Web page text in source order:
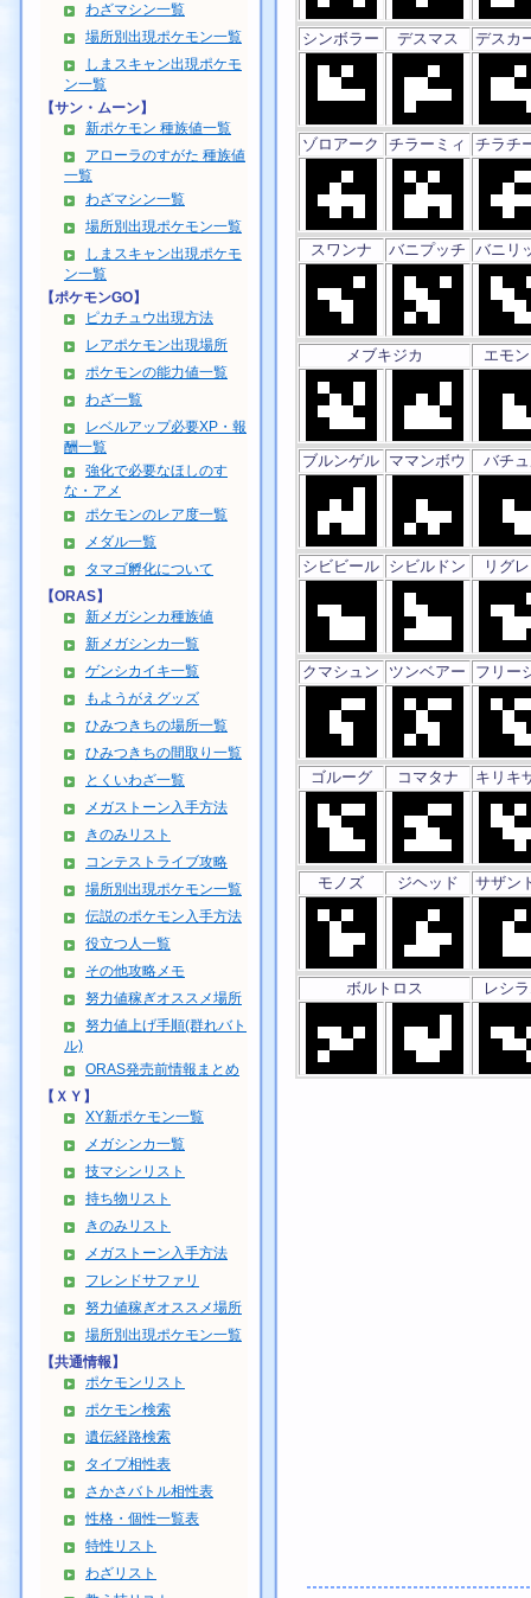
わざマシン一覧
場所別出現ポケモン一覧
しまスキャン出現ポケモ
ン一覧
【サン・ムーン】
新ポケモン 種族値一覧
アローラのすがた 種族値
一覧
わざマシン一覧
場所別出現ポケモン一覧
しまスキャン出現ポケモ
ン一覧
【ポケモンGO】
ピカチュウ出現方法
レアポケモン出現場所
ポケモンの能力値一覧
わざ一覧
レベルアップ必要XP・報
酬一覧
強化で必要なほしのす
な・アメ
ポケモンのレア度一覧
メダル一覧
タマゴ孵化について
【ORAS】
新メガシンカ種族値
新メガシンカ一覧
ゲンシカイキ一覧
もようがえグッズ
ひみつきちの場所一覧
ひみつきちの間取り一覧
とくいわざ一覧
メガストーン入手方法
きのみリスト
コンテストライブ攻略
場所別出現ポケモン一覧
伝説のポケモン入手方法
役立つ人一覧
その他攻略メモ
努力値稼ぎオススメ場所
努力値上げ手順(群れバト
ル)
ORAS発売前情報まとめ
【ＸＹ】
XY新ポケモン一覧
メガシンカ一覧
技マシンリスト
持ち物リスト
きのみリスト
メガストーン入手方法
フレンドサファリ
努力値稼ぎオススメ場所
場所別出現ポケモン一覧
【共通情報】
ポケモンリスト
ポケモン検索
遺伝経路検索
タイプ相性表
さかさバトル相性表
性格・個性一覧表
特性リスト
わざリスト
シンボラー デスマス デスカ
ゾロアーク チラーミィ チラチ
スワンナ バニプッチ バニリ
メブキジカ エモ
ブルンゲル ママンボウ バチ
シビビール シビルドン リグ
クマシュン ツンベアー フリー
ゴルーグ コマタナ キリキ
モノズ ジヘッド サザン
ボルトロス レシ